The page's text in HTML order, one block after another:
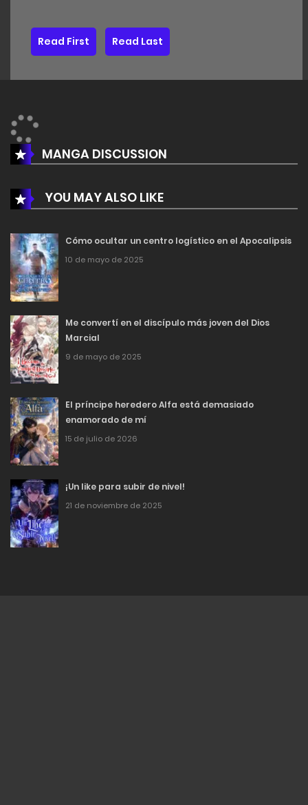
Read First Read Last
MANGA DISCUSSION
YOU MAY ALSO LIKE
Cómo ocultar un centro logístico en el Apocalipsis
10 de mayo de 2025
Me convertí en el discípulo más joven del Dios
Marcial
9 de mayo de 2025
El príncipe heredero Alfa está demasiado
enamorado de mí
15 de julio de 2026
¡Un like para subir de nivel!
21 de noviembre de 2025